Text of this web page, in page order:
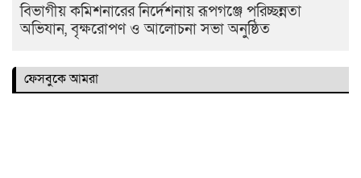
বিভাগীয় কমিশনারের নির্দেশনায় রূপগঞ্জে পরিচ্ছন্নতা
অভিযান, বৃক্ষরোপণ ও আলোচনা সভা অনুষ্ঠিত
ফেসবুকে আমরা